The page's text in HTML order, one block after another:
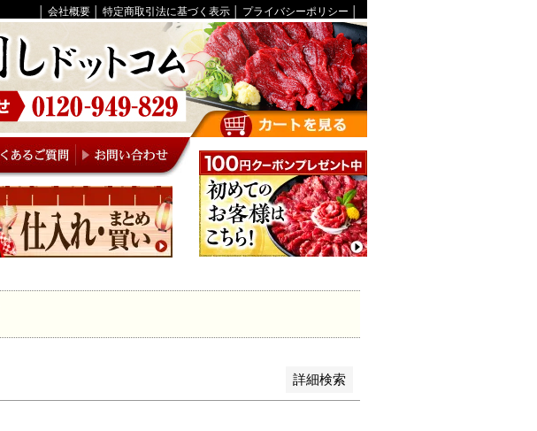
会社概要 特定商取引法に基づく表示 プライバシーポリシー
詳細検索
在庫なし商品
在庫なし商品を表示しない
商品番号
並び順
新着順 登録順
価格が安い順
価格が高い順
優先度順
レビュー順
検索